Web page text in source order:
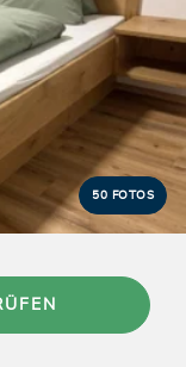
50 FOTOS